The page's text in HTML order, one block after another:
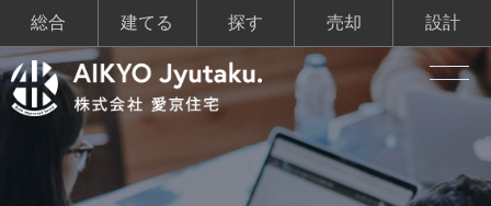
総合 建てる 探す 売却 設計